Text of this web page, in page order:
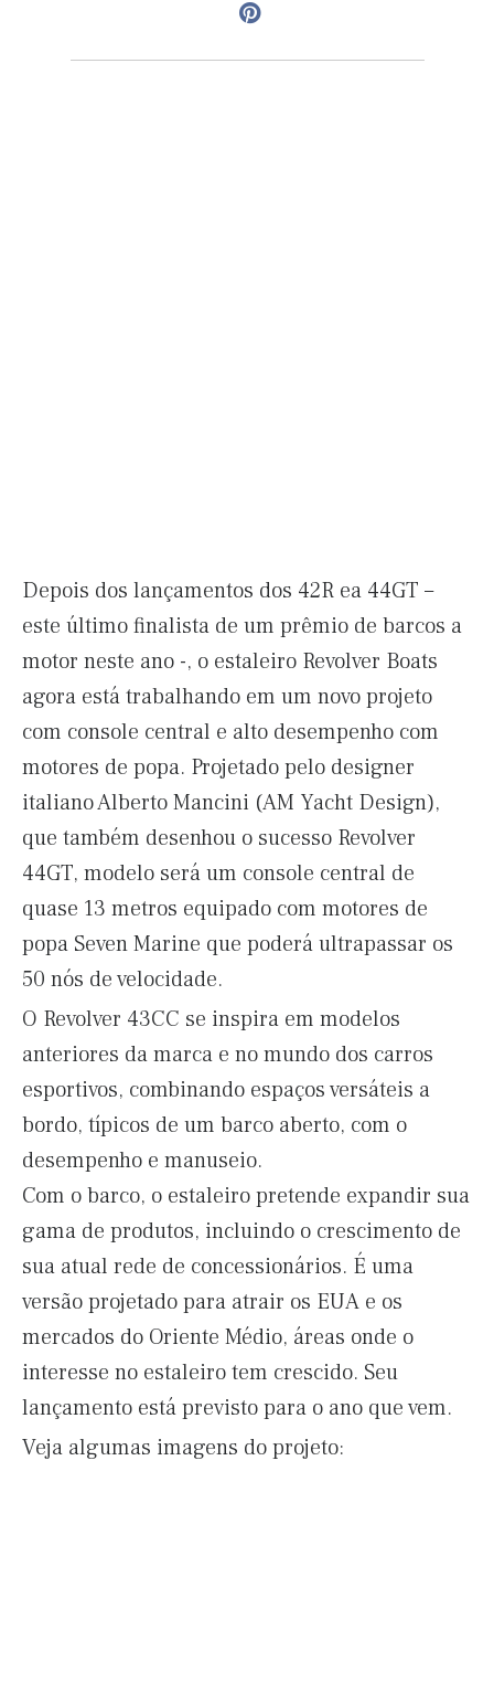
Depois dos lançamentos dos 42R ea 44GT –
este último finalista de um prêmio de barcos a
motor neste ano -, o estaleiro Revolver Boats
agora está trabalhando em um novo projeto
com console central e alto desempenho com
motores de popa. Projetado pelo designer
italiano Alberto Mancini (AM Yacht Design),
que também desenhou o sucesso Revolver
44GT, modelo será um console central de
quase 13 metros equipado com motores de
popa Seven Marine que poderá ultrapassar os
50 nós de velocidade.
O Revolver 43CC se inspira em modelos
anteriores da marca e no mundo dos carros
esportivos, combinando espaços versáteis a
bordo, típicos de um barco aberto, com o
desempenho e manuseio.
Com o barco, o estaleiro pretende expandir sua
gama de produtos, incluindo o crescimento de
sua atual rede de concessionários. É uma
versão projetado para atrair os EUA e os
mercados do Oriente Médio, áreas onde o
interesse no estaleiro tem crescido. Seu
lançamento está previsto para o ano que vem.
Veja algumas imagens do projeto: